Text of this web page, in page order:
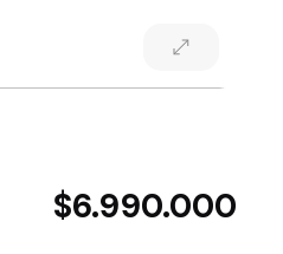
$6.990.000